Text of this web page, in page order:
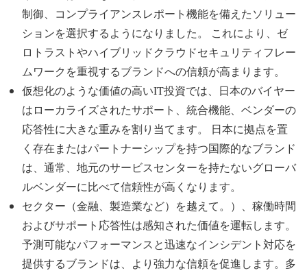
制御、コンプライアンスレポート機能を備えたソリュー
ションを選択するようになりました。 これにより、ゼ
ロトラストやハイブリッドクラウドセキュリティフレー
ムワークを重視するブランドへの信頼が高まります。
仮想化のような価値の高いIT投資では、日本のバイヤー
はローカライズされたサポート、統合機能、ベンダーの
応答性に大きな重みを割り当てます。 日本に拠点を置
く存在またはパートナーシップを持つ国際的なブランド
は、通常、地元のサービスセンターを持たないグローバ
ルベンダーに比べて信頼性が高くなります。
セクター（金融、製造業など）を越えて。）、稼働時間
およびサポート応答性は感知された価値を運転します。
予測可能なパフォーマンスと迅速なインシデント対応を
提供するブランドは、より強力な信頼を促進します。多